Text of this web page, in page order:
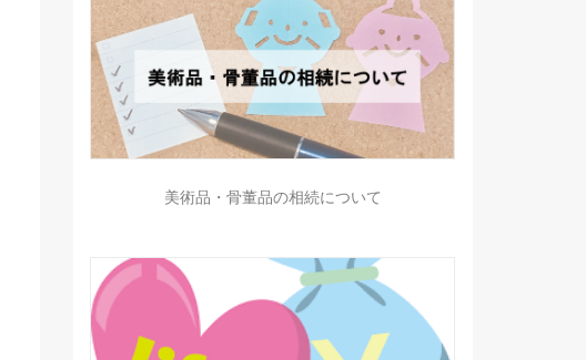
美術品・骨董品の相続について